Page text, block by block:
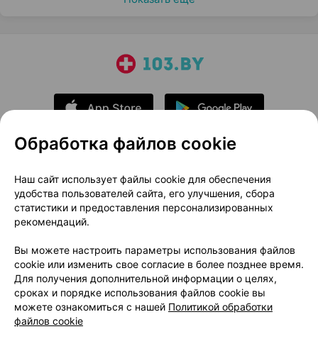
О проекте
Новости проекта
Размещение рекламы
Медицинский маркетинг
Публичный договор
Доставка
Способы оплаты
Вакансии
Партнеры
Написать руководителю 103.by
Написать в поддержку
Персональные настройки Cookie
Обработка файлов cookie
Наш сайт использует файлы cookie для обеспечения
удобства пользователей сайта, его улучшения, сбора
статистики и предоставления персонализированных
рекомендаций.
Вы можете настроить параметры использования файлов
cookie или изменить свое согласие в более позднее время.
Для получения дополнительной информации о целях,
сроках и порядке использования файлов cookie вы
можете ознакомиться с нашей Политикой обработки
файлов cookie